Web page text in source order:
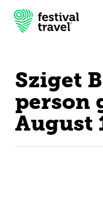
Festivals
Travel
Inspiratie
Sziget
person
August